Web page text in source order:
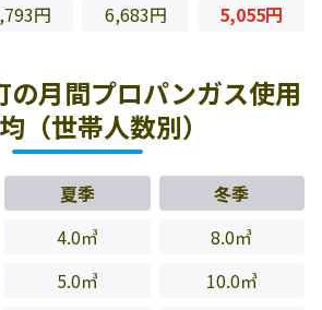
円 6,683円 5,055円
の月間プロパンガス使用
（世帯人数別）
夏季
冬季
4.0㎥
8.0㎥
5.0㎥
10.0㎥